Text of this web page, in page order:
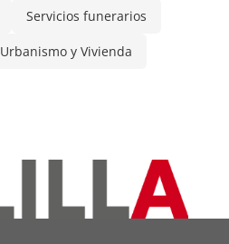
Servicios funerarios
Urbanismo y Vivienda